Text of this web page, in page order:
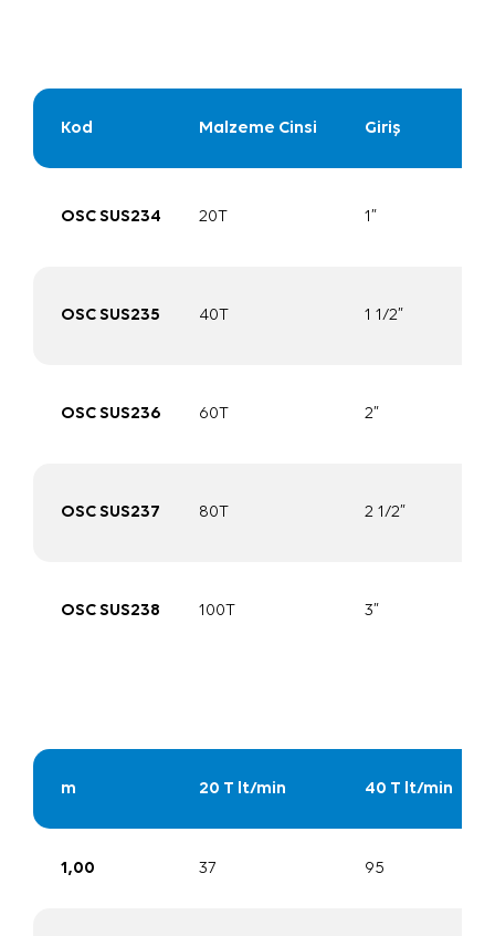
Kod Malzeme Cinsi Giriş
OSC SUS234 20T 1”
OSC SUS235 40T 1 1/2”
OSC SUS236 60T 2”
OSC SUS237 80T 2 1/2”
OSC SUS238 100T 3”
m 20 T lt/min 40 T lt/min
1,00 37 95